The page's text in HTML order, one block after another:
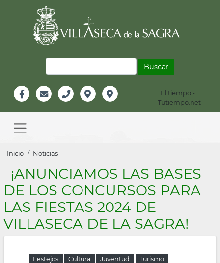
Información
Header
El tiempo -
Tutiempo.net
navigation
Sobrescribir
enlaces
de
ayuda
a
la
navegación
Inicio Noticias
¡ANUNCIAMOS LAS BASES
DE LOS CONCURSOS PARA
LAS FIESTAS 2024 DE
VILLASECA DE LA SAGRA!
Festejos Cultura Juventud Turismo